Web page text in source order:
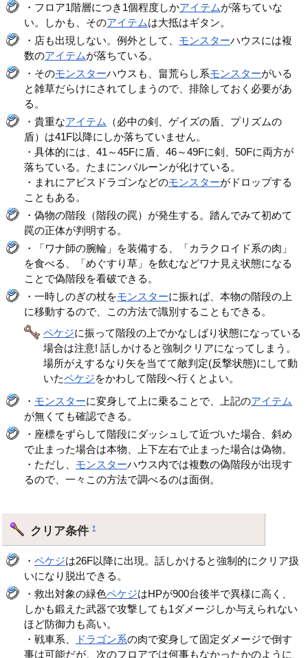
・フロア1階層につき1個程度しかアイテムが落ちていな
い。しかも、そのアイテムは大抵はギタン。
・店も出現しない。例外として、 モンスターハウスには複
数のアイテムが落ちている。
・そのモンスターハウスも、畠荒らし系モンスターがいる
と雑草だらけにされてしまうので、排除しておく必要があ
る。
・貴重なアイテム
（必中の剣、ゲイズの盾、プリズムの
盾）は41F以降にしか落ちていません。
・具体的には、41～45Fに盾、46～49Fに剣、50Fに両方が
落ちている。たまにンバルーンが化けている。
・まれにアビスドラゴンなどのモンスターがドロップする
こともある。
・偽物の階段（階段の罠）が発生する。踏んでみて初めて
罠の正体が判明する。
・「ワナ師の腕輪」を装備する、「カラクロイド系の肉」
を食べる、「めぐすり草」を飲むなどワナ見え状態になる
ことで偽階段を看破できる。
・一時しのぎの杖をモンスターに振れば、本物の階段の上
に移動するので、この方法で識別することもできる。
ペケジに振って階段の上でかなしばり状態になっている
場合は注意! 話しかけると強制クリアになってしまう。
場所がえするなり矢を当てて敵判定(反撃状態)にして動
いたペケジをかわして階段へ行くとよい。
・ モンスターに変身して上に乗ることで、上記のアイテム
が無くても確認できる。
・座標をずらして階段にダッシュして近づいた場合、斜め
で止まった場合は本物、上下左右で止まった場合は偽物。
・ただし、 モンスターハウス内では複数の偽階段が出現す
るので、一々この方法で調べるのは面倒。
クリア条件†
・ペケジは26F以降に出現。話しかけると強制的にクリア扱
いになり脱出できる。
・救出対象の緑色ペケジはHPが900台後半で異様に高く、
しかも鍛えた武器で攻撃しても1ダメージしか与えられない
ほど防御力も高い。
・戦車系、
ドラゴン系の肉で変身して固定ダメージで倒す
事は可能だが、次のフロアでは何事もなかったかのように